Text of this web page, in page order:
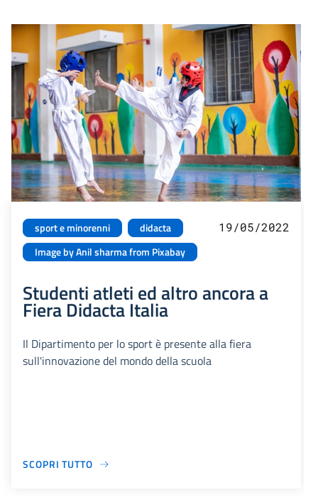
sport e minorenni
didacta
Image by Anil sharma from Pixabay
19/05/2022
Studenti atleti ed altro ancora a
Fiera Didacta Italia
Il Dipartimento per lo sport è presente alla fiera
sull'innovazione del mondo della scuola
SCOPRI TUTTO